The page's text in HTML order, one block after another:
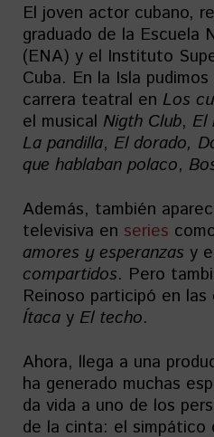
El joven actor cubano,
graduado de la Escuela
(ENA) y el Instituto
Cuba. En la Isla
carrera teatral en Los
el musical Nigth Club, El
La pandilla, El dorado,
que hablaban polaco,
Además, también
televisiva en series
amores y esperanzas y
compartidos. Pero
Reinoso participó en las
Ítaca y El techo.
Ahora, llega a una
ha generado muchas
da vida a uno de los
de la cinta: el simpático